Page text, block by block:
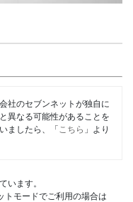
社のセブンネットが独自に
異なる可能性があることを
ましたら、「 こちら 」より
います。
トモードでご利用の場合は